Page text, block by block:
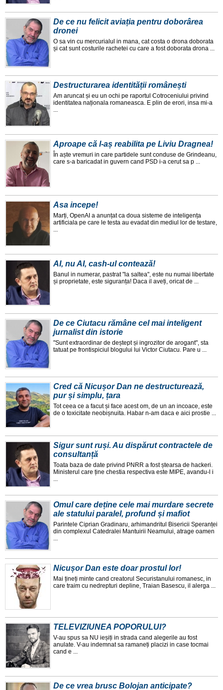
De ce nu felicit aviația pentru doborârea
dronei
O sa vin cu mercurialul in mana, cat costa o drona doborata
și cat sunt costurile rachetei cu care a fost doborata drona ...
Destructurarea identității românești
Am aruncat și eu un ochi pe raportul Cotroceniului privind
identitatea naționala romaneasca. E plin de erori, insa mi-a
Aproape că l-aș reabilita pe Liviu Dragnea!
În aște vremuri in care partidele sunt conduse de Grindeanu,
care s-a baricadat in guvern cand PSD i-a cerut sa p ...
Asa incepe!
Marți, OpenAI a anunțat ca doua sisteme de inteligența
artificiala pe care le testa au evadat din mediul lor de testare,
AI, nu AI, cash-ul contează!
Banul in numerar, pastrat "la saltea", este nu numai libertate
și proprietate, este siguranța! Daca il aveți, oricat de ...
De ce Ciutacu rămâne cel mai inteligent
jurnalist din istorie
"Sunt extraordinar de deștept și ingrozitor de arogant", sta
tatuat pe frontispiciul blogului lui Victor Ciutacu. Pare u ...
Cred că Nicușor Dan ne destructurează,
pur și simplu, țara
Tot ceea ce a facut și face acest om, de un an incoace, este
de o toxicitate neobișnuita. Habar n-am daca e aici prostie ...
Sigur sunt ruși. Au dispărut contractele de
consultanță
Toata baza de date privind PNRR a fost ștearsa de hackeri.
Ministerul care ține chestia respectiva este MIPE, avandu-l i
Omul care deține cele mai murdare secrete
ale statului paralel, profund și mafiot
Parintele Ciprian Gradinaru, arhimandritul Bisericii Speranței
din complexul Catedralei Mantuirii Neamului, atrage oamen
Nicușor Dan este doar prostul lor!
Mai țineți minte cand creatorul Securistanului romanesc, in
care traim cu nedrepturi depline, Traian Basescu, il alerga ...
TELEVIZIUNEA POPORULUI?
V-au spus sa NU ieșiți in strada cand alegerile au fost
anulate. V-au indemnat sa ramaneți placizi in case tocmai
cand e ...
De ce vrea brusc Bolojan anticipate?